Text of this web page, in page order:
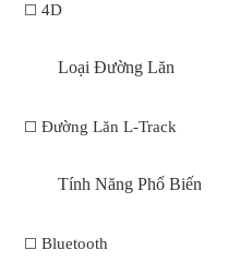
4D
Loại Đường Lăn
Đường Lăn L-Track
Tính Năng Phổ Biến
Bluetooth